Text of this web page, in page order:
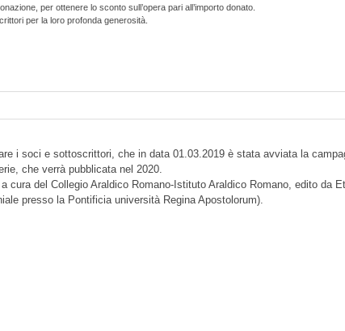
per ottenere lo sconto sull’opera pari all’importo donato.
per la loro profonda generosità.
i soci e sottoscrittori, che in data 01.03.2019 è stata avviata la
che verrà pubblicata nel 2020.
cura del Collegio Araldico Romano-Istituto Araldico Romano, edito da
presso la Pontificia università Regina Apostolorum).